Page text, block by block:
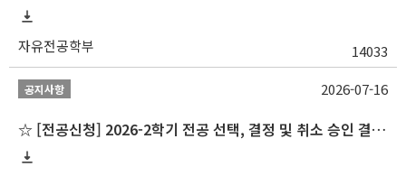
자유전공학부 14033
공지사항
☆ [전공신청] 2026-2학기 전공 선택, 결정 및 취소 승인 결과 알림(심화전공 포함)
2026-07-16